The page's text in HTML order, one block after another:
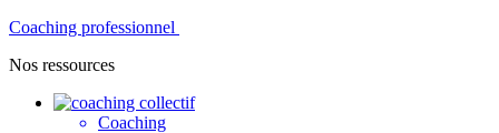
Coaching professionnel
Nos ressources
Coaching